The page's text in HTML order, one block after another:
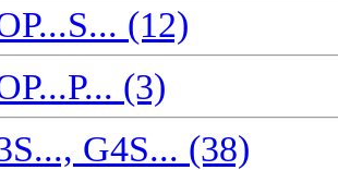
(12)
(3)
G4S... (38)